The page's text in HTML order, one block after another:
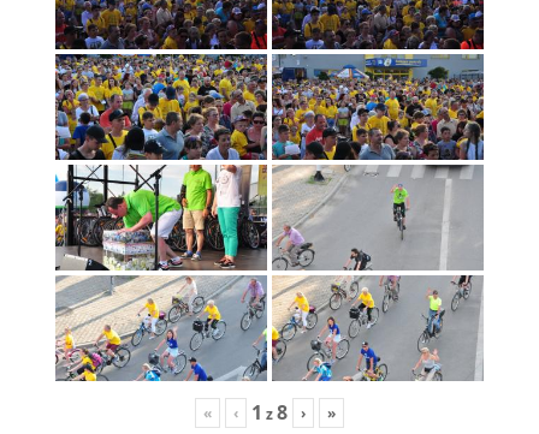
« ‹ 1 z8 › »